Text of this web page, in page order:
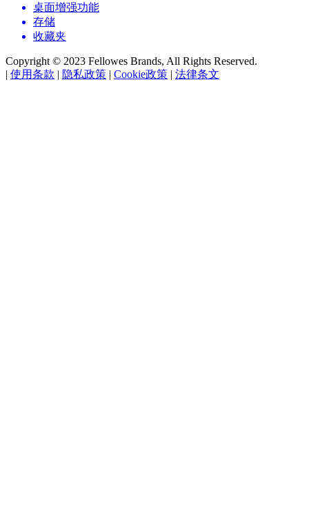
桌面增强功能
存储
收藏夹
Copyright © 2023 Fellowes Brands, All Rights Reserved.
| 使用条款 | 隐私政策 | Cookie政策 | 法律条文